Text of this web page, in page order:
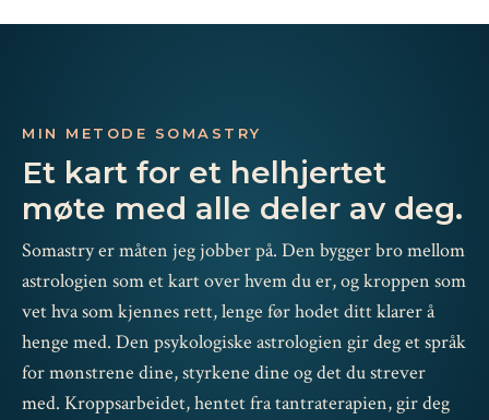
MIN METODE SOMASTRY
Et kart for et helhjertet
møte med alle deler av deg.
Somastry er måten jeg jobber på. Den bygger bro mellom
astrologien som et kart over hvem du er, og kroppen som
vet hva som kjennes rett, lenge før hodet ditt klarer å
henge med. Den psykologiske astrologien gir deg et språk
for mønstrene dine, styrkene dine og det du strever
med. Kroppsarbeidet, hentet fra tantraterapien, gir deg